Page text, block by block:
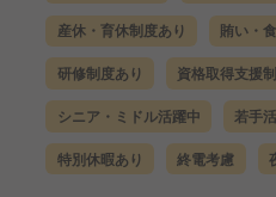
産休・育休制度あり 賄い・
研修制度あり 資格取得支援
シニア・ミドル活躍中 若手
特別休暇あり 終電考慮